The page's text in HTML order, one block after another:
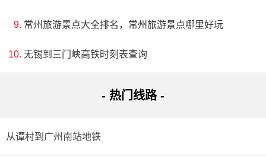
常州旅游景点大全排名，常州旅游景点哪里好玩
无锡到三门峡高铁时刻表查询
- 热门线路 -
从谭村到广州南站地铁